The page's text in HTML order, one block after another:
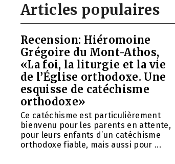
Articles populaires
Recension: Hiéromoine
Grégoire du Mont-Athos,
«La foi, la liturgie et la vie
de l’Église orthodoxe. Une
esquisse de catéchisme
orthodoxe»
Ce catéchisme est particulièrement
bienvenu pour les parents en attente,
pour leurs enfants d’un catéchisme
orthodoxe fiable, mais aussi pour ...